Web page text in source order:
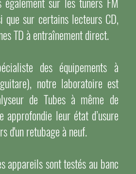
que sur certains lecteurs CD,
TD à entraînement direct.
des équipements à
notre laboratoire est
de Tubes à même de
approfondie leur état d’usure
d'un retubage à neuf.
appareils sont testés au banc